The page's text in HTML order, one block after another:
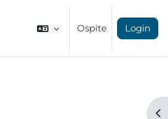
Ospite Login